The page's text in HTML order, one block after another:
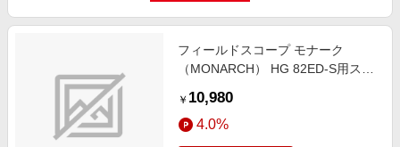
フィールドスコープ モナーク
（MONARCH） HG 82ED-S用ステ
￥ 10,980
4.0%